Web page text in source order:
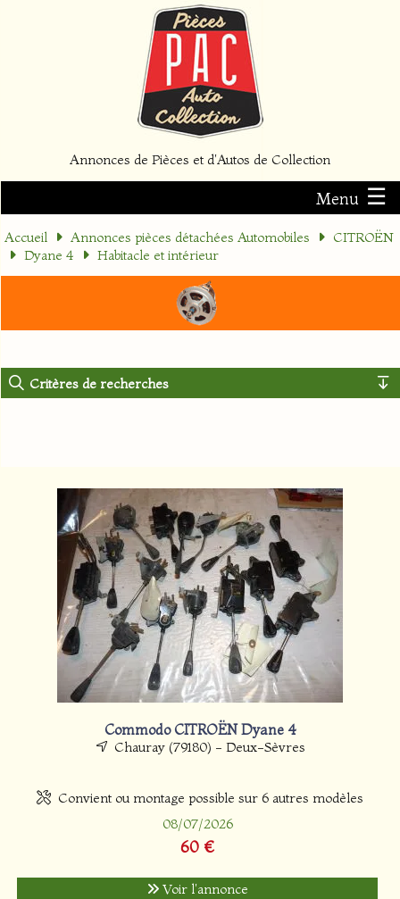
Annonces de Pièces et d'Autos de Collection
Menu ☰
Accueil Annonces pièces détachées Automobiles
CITROËN
Dyane 4
Habitacle et intérieur
Critères de recherches
Commodo CITROËN Dyane 4
Chauray (79180) - Deux-Sèvres
Convient ou montage possible sur 6 autres modèles
08/07/2026
60 €
Voir l'annonce